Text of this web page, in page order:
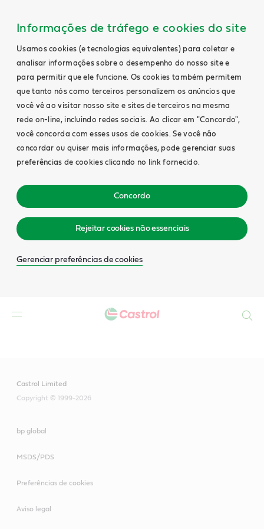
Informações de tráfego e cookies do site
Usamos cookies (e tecnologias equivalentes) para coletar e
analisar informações sobre o desempenho do nosso site e
para permitir que ele funcione. Os cookies também permitem
que tanto nós como terceiros personalizem os anúncios que
você vê ao visitar nosso site e sites de terceiros na mesma
rede on-line, incluindo redes sociais. Ao clicar em "Concordo",
você concorda com esses usos de cookies. Se você não
concordar ou quiser mais informações, pode gerenciar suas
preferências de cookies clicando no link fornecido.
Concordo
Rejeitar cookies não essenciais
Gerenciar preferências de cookies
Castrol Limited
Copyright © 1999-2026
bp global
MSDS/PDS
Preferências de cookies
Aviso legal